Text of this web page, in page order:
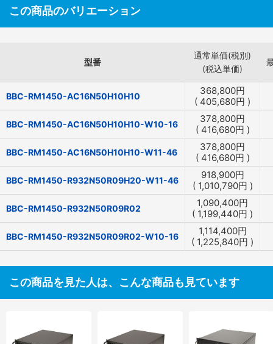
この商品のバリエーション
型番
通常単価(税別)
(税込単価)
BBC-RM1450-AC16N50H10H10 368,800円
( 405,680円 )
BBC-RM1450-AC16N50H10H10-W10-16 378,800円
( 416,680円 )
BBC-RM1450-AC16N50H10H10-W11-46 378,800円
( 416,680円 )
BBC-RM1450-R932N50R09H20-W11-46 918,900円
( 1,010,790円 )
BBC-RM1450-R932N50R09R02 1,090,400円
( 1,199,440円 )
BBC-RM1450-R932N50R09R02-W10-16 1,114,400円
( 1,225,840円 )
この商品を見た人は、こんな商品も見ています